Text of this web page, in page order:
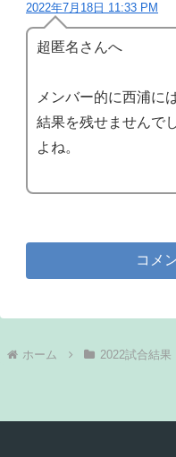
2022年7月18日 11:33 PM
超匿名さんへ
メンバー的に西浦に
結果を残せませんで
よね。
コメ
ホーム 2022試合結果